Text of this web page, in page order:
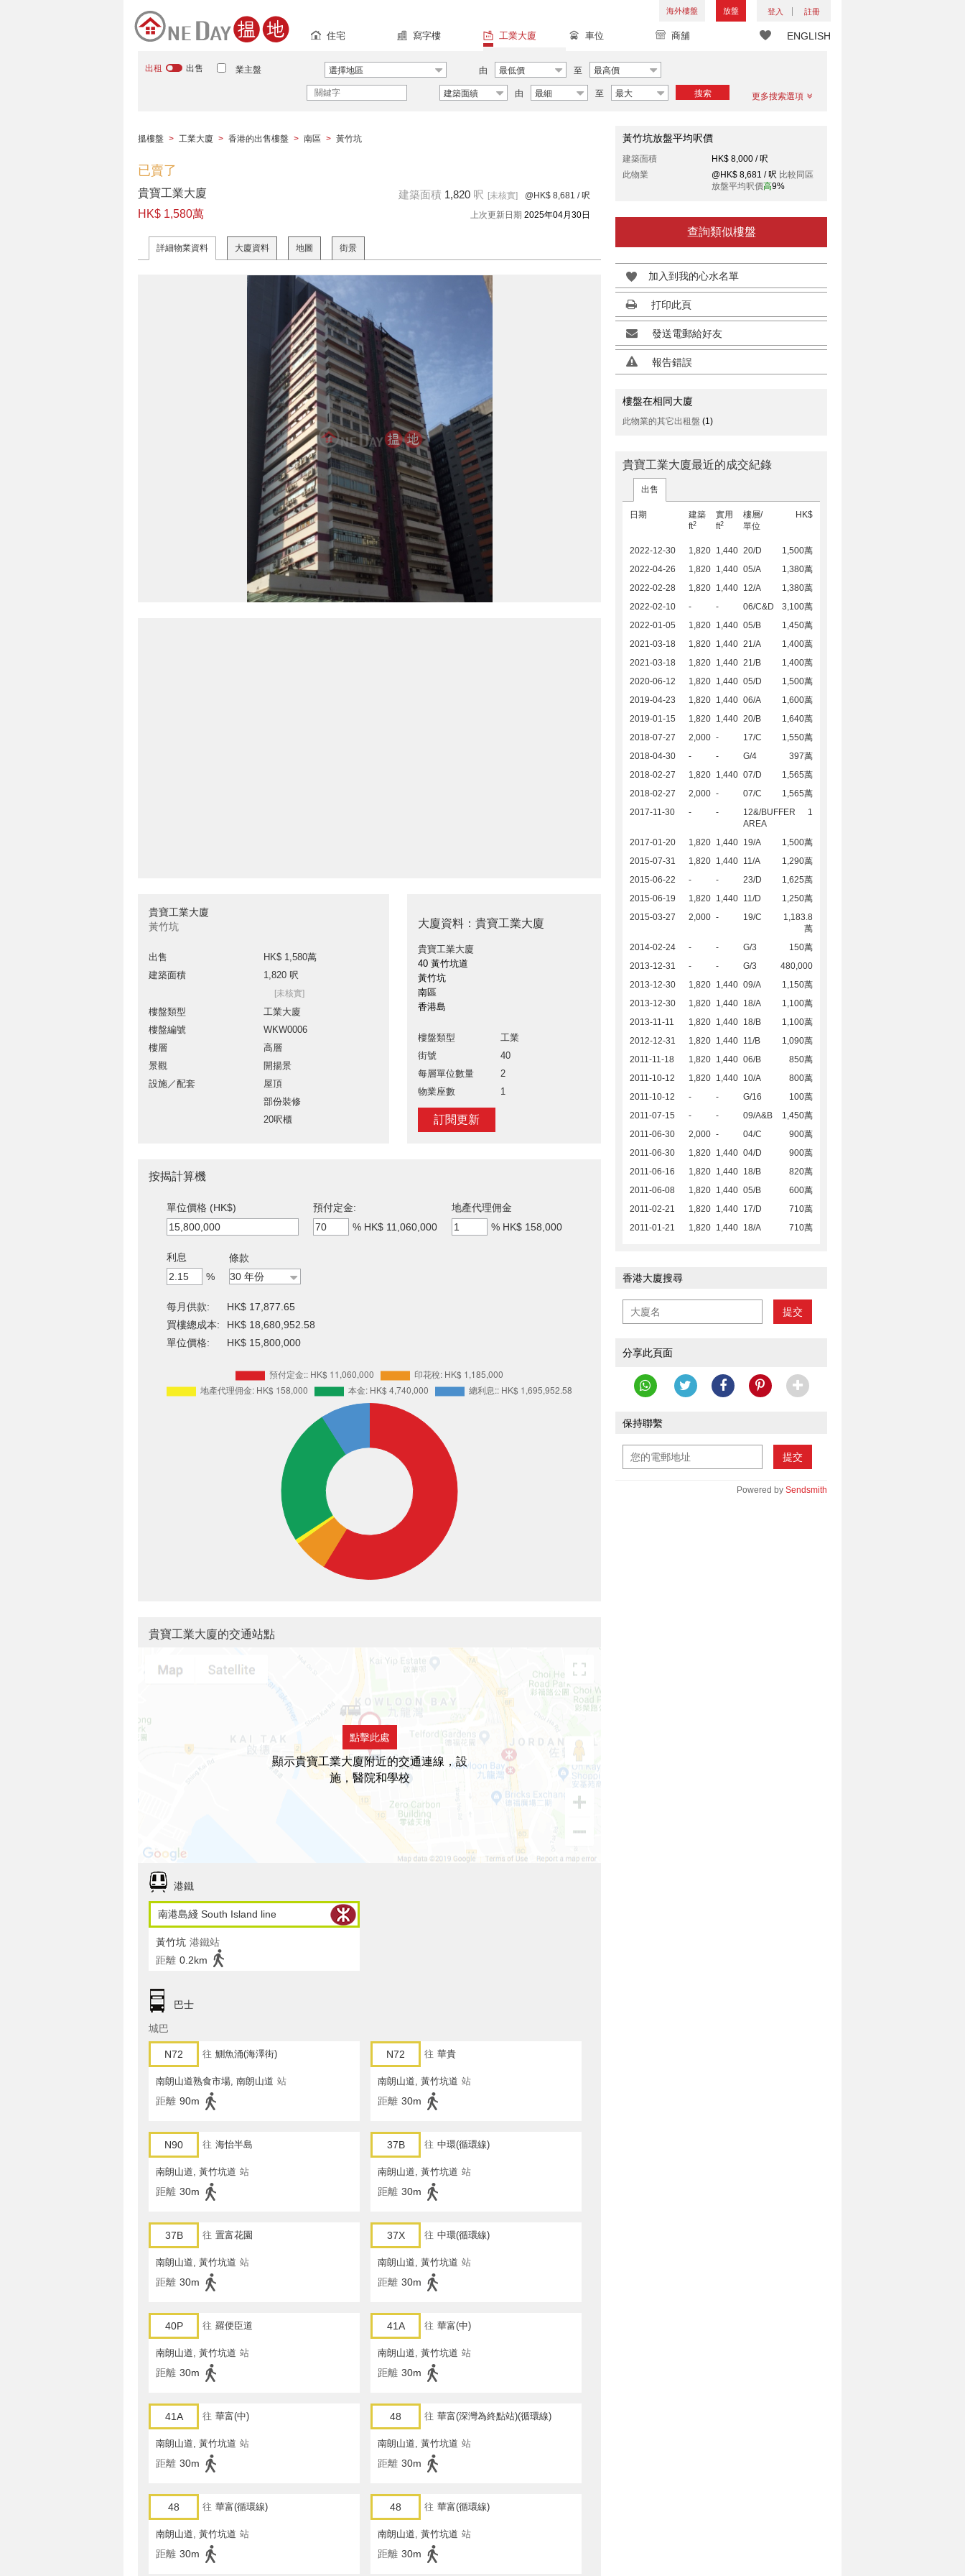
海外樓盤 放盤 登入 註冊
ENGLISH
住宅 寫字樓 工業大廈 車位 商舖
出租 出售 業主盤 選擇地區 由 最低價 至 最高價
建築面績 由 最細 至 最大 搜索 更多搜索選項
搵樓盤 > 工業大廈 > 香港的出售樓盤 > 南區 > 黃竹坑
已賣了
貴寶工業大廈
HK$ 1,580萬
建築面積 1,820 呎 [未核實] @HK$ 8,681 / 呎
上次更新日期 2025年04月30日
詳細物業資料 大廈資料 地圖 街景
貴寶工業大廈
黃竹坑
出售
HK$ 1,580萬
建築面積
1,820 呎
[未核實]
樓盤類型
工業大廈
樓盤編號
WKW0006
樓層
高層
景觀
開揚景
設施／配套
屋頂
部份裝修
20呎櫃
大廈資料：貴寶工業大廈
貴寶工業大廈
40 黃竹坑道
黃竹坑
南區
香港島
樓盤類型
工業
街號
40
每層單位數量
2
物業座數
1
訂閱更新
黃竹坑放盤平均呎價
建築面積
HK$ 8,000 / 呎
此物業
@HK$ 8,681 / 呎 比較同區
放盤平均呎價高9%
查詢類似樓盤
加入到我的心水名單
打印此頁
發送電郵給好友
報告錯誤
樓盤在相同大廈
此物業的其它出租盤 (1)
貴寶工業大廈最近的成交紀錄
出售
日期
建築
ft2
實用
ft2
樓層/
單位
HK$
2022-12-30 1,820 1,440 20/D
1,500萬
2022-04-26
1,820 1,440 05/A
1,380萬
2022-02-28
1,820 1,440 12/A
1,380萬
2022-02-10
- - 06/C&D
3,100萬
2022-01-05
1,820 1,440 05/B
1,450萬
2021-03-18
1,820 1,440 21/A
1,400萬
2021-03-18
1,820 1,440 21/B
1,400萬
2020-06-12
1,820 1,440 05/D
1,500萬
2019-04-23
1,820 1,440 06/A
1,600萬
2019-01-15
1,820 1,440 20/B
1,640萬
2018-07-27
2,000 - 17/C
1,550萬
2018-04-30
- - G/4
397萬
2018-02-27
1,820 1,440 07/D
1,565萬
2018-02-27
2,000 - 07/C
1,565萬
2017-11-30
- -
12&/BUFFER
AREA
1
2017-01-20 1,820 1,440 19/A
1,500萬
2015-07-31
1,820 1,440 11/A
1,290萬
2015-06-22
- - 23/D
1,625萬
2015-06-19
1,820 1,440 11/D
1,250萬
2015-03-27
2,000 - 19/C
1,183.8
萬
2014-02-24
- - G/3
150萬
2013-12-31
- - G/3
480,000
2013-12-30
1,820 1,440 09/A
1,150萬
2013-12-30
1,820 1,440 18/A
1,100萬
2013-11-11
1,820 1,440 18/B
1,100萬
2012-12-31
1,820 1,440 11/B
1,090萬
2011-11-18
1,820 1,440 06/B
850萬
2011-10-12
1,820 1,440 10/A
800萬
2011-10-12
- - G/16
100萬
2011-07-15
- - 09/A&B
1,450萬
2011-06-30
2,000 - 04/C
900萬
2011-06-30
1,820 1,440 04/D
900萬
2011-06-16
1,820 1,440 18/B
820萬
2011-06-08
1,820 1,440 05/B
600萬
2011-02-21
1,820 1,440 17/D
710萬
2011-01-21
1,820 1,440 18/A 710萬
香港大廈搜尋
提交
分享此頁面
保持聯繫
提交
Powered by Sendsmith
按揭計算機
單位價格 (HK$)
預付定金:
% HK$ 11,060,000
地產代理佣金
% HK$ 158,000
利息
%
條款
每月供款:
HK$ 17,877.65
買樓總成本:
HK$ 18,680,952.58
單位價格:
HK$ 15,800,000
貴寶工業大廈的交通站點
點擊此處
顯示貴寶工業大廈附近的交通連線，設
施，醫院和學校
港鐵
南港島綫 South Island line
黃竹坑 港鐵站
距離 0.2km
巴士
城巴
N72 往 鰂魚涌(海澤街)
南朗山道熟食市場, 南朗山道 站
距離 90m
N72 往 華貴
南朗山道, 黃竹坑道 站
距離 30m
N90 往 海怡半島
南朗山道, 黃竹坑道 站
距離 30m
37B 往 中環(循環線)
南朗山道, 黃竹坑道 站
距離 30m
37B 往 置富花園
南朗山道, 黃竹坑道 站
距離 30m
37X 往 中環(循環線)
南朗山道, 黃竹坑道 站
距離 30m
40P 往 羅便臣道
南朗山道, 黃竹坑道 站
距離 30m
41A 往 華富(中)
南朗山道, 黃竹坑道 站
距離 30m
41A 往 華富(中)
南朗山道, 黃竹坑道 站
距離 30m
48 往 華富(深灣為終點站)(循環線)
南朗山道, 黃竹坑道 站
距離 30m
48 往 華富(循環線)
南朗山道, 黃竹坑道 站
距離 30m
48 往 華富(循環線)
南朗山道, 黃竹坑道 站
距離 30m